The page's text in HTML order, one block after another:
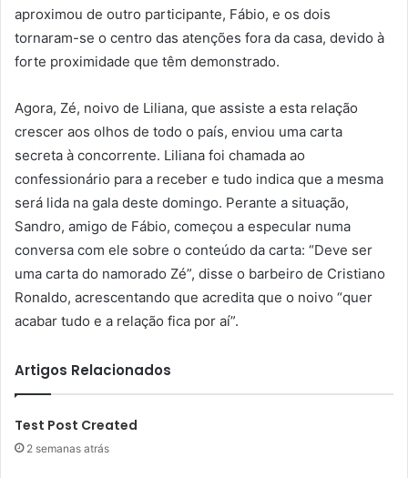
aproximou de outro participante, Fábio, e os dois
tornaram-se o centro das atenções fora da casa, devido à
forte proximidade que têm demonstrado.
Agora, Zé, noivo de Liliana, que assiste a esta relação
crescer aos olhos de todo o país, enviou uma carta
secreta à concorrente. Liliana foi chamada ao
confessionário para a receber e tudo indica que a mesma
será lida na gala deste domingo. Perante a situação,
Sandro, amigo de Fábio, começou a especular numa
conversa com ele sobre o conteúdo da carta: “Deve ser
uma carta do namorado Zé”, disse o barbeiro de Cristiano
Ronaldo, acrescentando que acredita que o noivo “quer
acabar tudo e a relação fica por aí”.
Artigos Relacionados
Test Post Created
2 semanas atrás